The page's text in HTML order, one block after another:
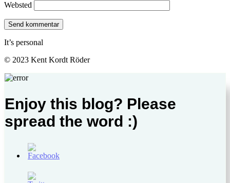
Websted
It’s personal
© 2023 Kent Kordt Röder
Enjoy this blog? Please
spread the word :)